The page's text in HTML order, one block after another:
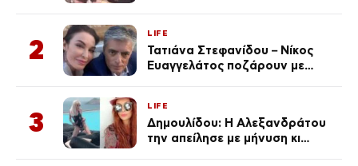
2
LIFE
Τατιάνα Στεφανίδου – Νίκος
Ευαγγελάτος ποζάρουν με
3
LIFE
Δημουλίδου: Η Αλεξανδράτου
την απείλησε με μήνυση κι